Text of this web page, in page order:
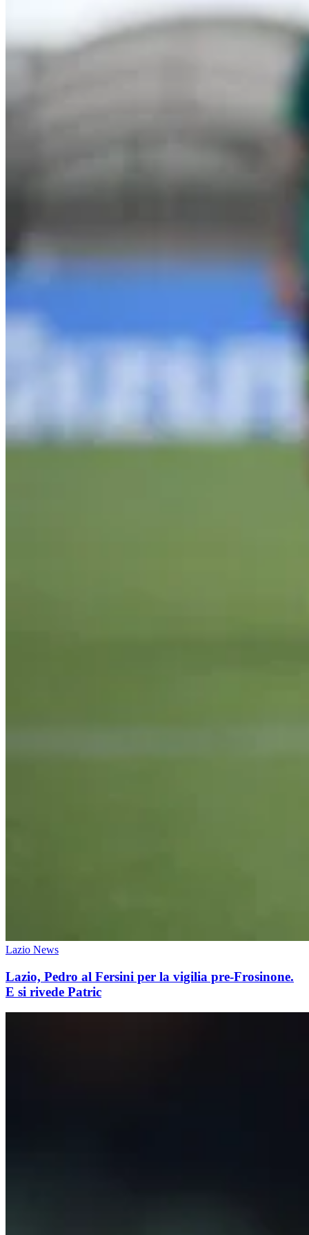
Lazio News
Lazio, Pedro al Fersini per la vigilia pre-Frosinone.
E si rivede Patric